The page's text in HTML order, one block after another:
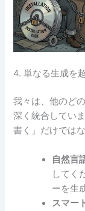
4. 単なる生成を
我々は、他のど
深く統合してい
書く」だけでは
自然言
してく
ーを生
スマー